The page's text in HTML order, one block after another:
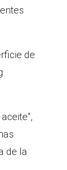
de
de la